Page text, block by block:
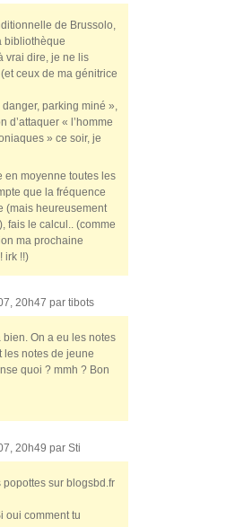
de Brussolo,
bibliothèque
vrai dire, je ne lis
ceux de ma génitrice
danger, parking miné »,
d’attaquer « l’homme
» ce soir, je
en moyenne toutes les
que la fréquence
(mais heureusement
fais le calcul.. (comme
ma prochaine
irk !!)
20h47 par tibots
On a eu les notes
les notes de jeune
quoi ? mmh ? Bon
20h49 par Sti
sur blogsbd.fr
oui comment tu